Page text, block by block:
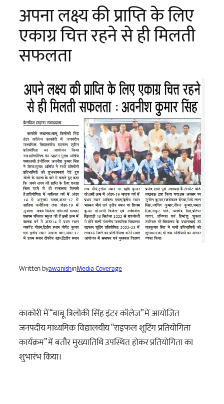
अपना लक्ष्य की प्राप्ति के लिए
एकाग्र चित्त रहने से ही मिलती
सफलता
Written byawanishinMedia Coverage
काकोरी में “बाबू त्रिलोकी सिंह इंटर कॉलेज” में आयोजित
जनपदीय माध्यमिक विद्यालयीय “राइफल शूटिंग प्रतियोगिता
कार्यक्रम” में बतौर मुख्यातिथि उपस्थित होकर प्रतियोगिता का
शुभारंभ किया।